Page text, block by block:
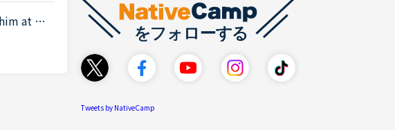
at hi
Tweets by NativeCamp